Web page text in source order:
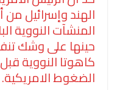
الهند وإسرائيل
المنشآت النووية
حينها على وشك
كاهوتا النووية
الضغوط الامريكية.